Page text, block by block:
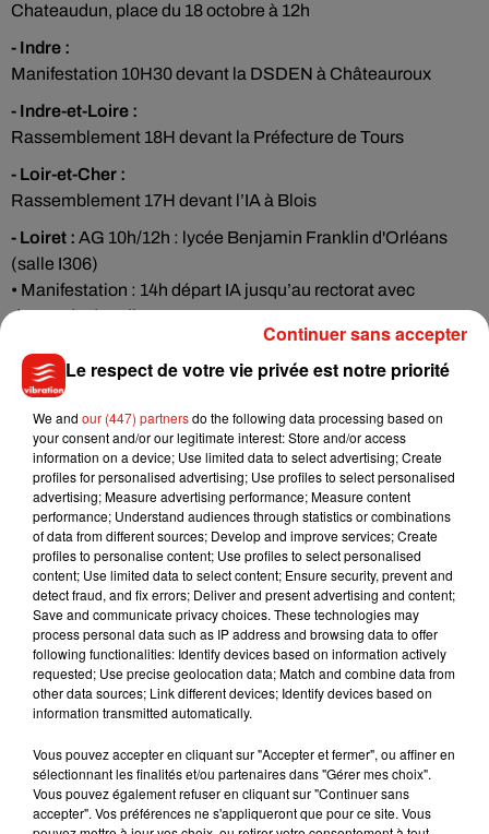
Chateaudun, place du 18 octobre à 12h
- Indre :
Manifestation 10H30 devant la DSDEN à Châteauroux
- Indre-et-Loire :
Rassemblement 18H devant la Préfecture de Tours
- Loir-et-Cher :
Rassemblement 17H devant l’IA à Blois
- Loiret : AG 10h/12h : lycée Benjamin Franklin d'Orléans
(salle I306)
• Manifestation : 14h départ IA jusqu’au rectorat avec
demande d’audience
A Montargis :
• AG : 10/12h : maison des associations de Châlette (salle
• Manifestation : 14h départ Place du Pâtis à Montargis
Bourgogne-Franche Comté :
Rassemblement régional devant le Rectorat à Dijon à
12h30
Pays de la Loire :
Maine-et-Loire :
AG de grévistes – Bourse du Travail (salle Pelloutier) à 10h, à
Angers et manifestation au Jardin du Mail à 14h
Sarthe :
Au Mans: assemblée générale à la Maison du citoyen à
13h30, manifestation place de la République à 15h, et
rassemblement devant l’inspection académique à 17h
Le respect de votre vie privée est notre priorité
We and our (447) partnersdo the following data processing based on
your consent and/or our legitimate interest: Store and/or access
information on a device; Use limited data to select advertising; Create
profiles for personalised advertising; Use profiles to select personalised
advertising; Measure advertising performance; Measure content
performance; Understand audiences through statistics or combinations
of data from different sources; Develop and improve services; Create
profiles to personalise content; Use profiles to select personalised
content; Use limited data to select content; Ensure security, prevent and
detect fraud, and fix errors; Deliver and present advertising and content;
Save and communicate privacy choices. These technologies may
process personal data such as IP address and browsing data to offer
following functionalities: Identify devices based on information actively
requested; Use precise geolocation data; Match and combine data from
other data sources; Link different devices; Identify devices based on
information transmitted automatically.
Vous pouvez accepter en cliquant sur "Accepter et fermer", ou affiner en
sélectionnant les finalités et/ou partenaires dans "Gérer mes choix".
Vous pouvez également refuser en cliquant sur "Continuer sans
accepter". Vos préférences ne s'appliqueront que pour ce site. Vous
Continuer sans accepter